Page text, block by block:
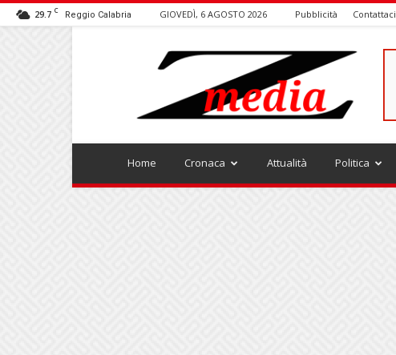
29.7 C Reggio Calabria GIOVEDÌ, 6 AGOSTO 2026 Pubblicità Contattaci
ZMEDIA
Home Cronaca Attualità Politica